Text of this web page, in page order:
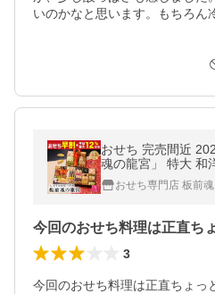
いのかなと思います。もちろん
おせち 完売間近
魂の龍宮」 特大 和
オマール海老 海鮮お
5 おせち料理
おせち専門店 板前魂
3
今回のおせち料理は正直ちょっ